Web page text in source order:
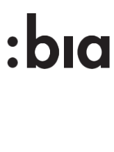
ACADEMIC
UNIT